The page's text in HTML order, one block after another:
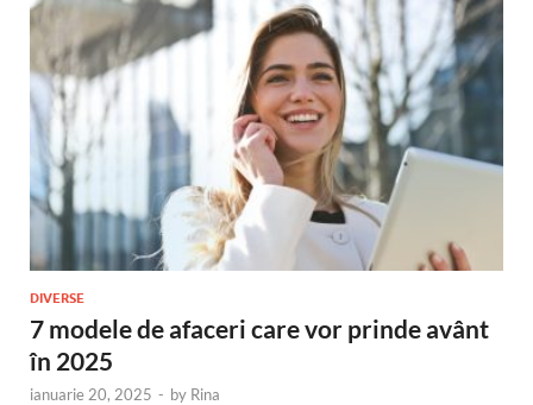
DIVERSE
7 modele de afaceri care vor prinde avânt
în 2025
ianuarie 20, 2025 - by Rina